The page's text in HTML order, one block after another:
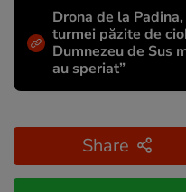
Drona de la
turmei păzite de
Dumnezeu de Sus
au speriat”
Share